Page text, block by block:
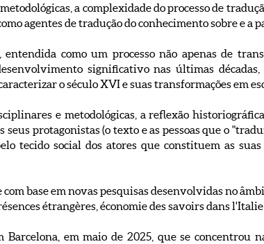
a complexidade do processo de
agentes de tradução do conhecimento sobre e a
como um processo não apenas de
significativo nas últimas
o século XVI e suas transformações em
e metodológicas, a reflexão
seus protagonistas (o texto e as pessoas que o
tecido social dos atores que constituem as
base em novas pesquisas desenvolvidas no
étrangères, économie des savoirs dans
em maio de 2025, que se concentrou